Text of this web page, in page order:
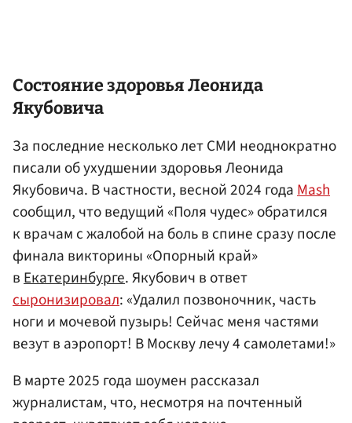
Состояние здоровья Леонида
Якубовича
За последние несколько лет СМИ неоднократно
писали об ухудшении здоровья Леонида
Якубовича. В частности, весной 2024 годаMash
сообщил, что ведущий «Поля чудес» обратился
к врачам с жалобой на боль в спине сразу после
финала викторины «Опорный край»
вЕкатеринбурге. Якубович в ответ
сыронизировал: «Удалил позвоночник, часть
ноги и мочевой пузырь! Сейчас меня частями
везут в аэропорт! В Москву лечу 4 самолетами!»
В марте 2025 года шоумен рассказал
журналистам, что, несмотря на почтенный